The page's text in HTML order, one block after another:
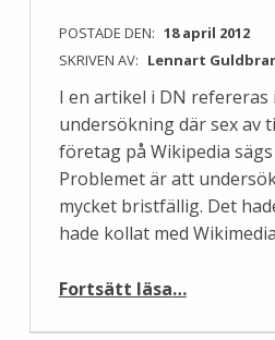
POSTADE DEN: 18 april 2012
SKRIVEN AV: Lennart
I en artikel i DN refereras
undersökning där sex av
företag på Wikipedia
Problemet är att
mycket bristfällig. Det
hade kollat med
Fortsätt läsa…